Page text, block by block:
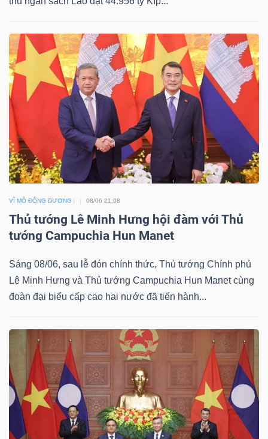
VĨ MÔ ĐÔNG DƯƠNG 08/06 21:08
Thủ tướng Lê Minh Hưng hội đàm với Thủ
tướng Campuchia Hun Manet
Sáng 08/06, sau lễ đón chính thức, Thủ tướng Chính phủ
Lê Minh Hưng và Thủ tướng Campuchia Hun Manet cùng
đoàn đại biểu cấp cao hai nước đã tiến hành...
NGÀNH
DOANH
CỔ
PHIẾU
PHÁI
PHIẾU
CÔNG
CỤ
ĐẦU
TƯ